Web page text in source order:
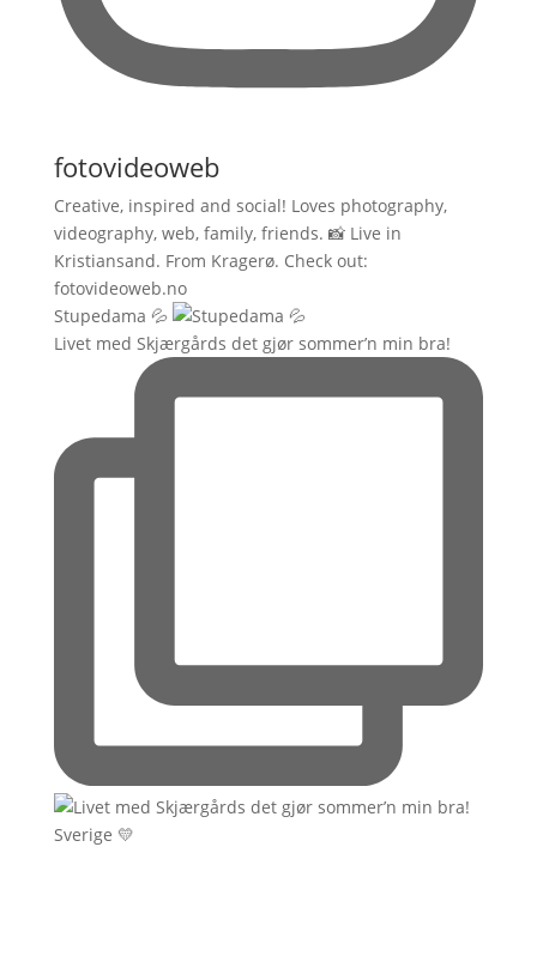
fotovideoweb
Creative, inspired and social! Loves photography,
videography, web, family, friends. 📸 Live in
Kristiansand. From Kragerø. Check out:
fotovideoweb.no
Stupedama 💦
Livet med Skjærgårds det gjør sommer’n min bra!
Sverige 💛